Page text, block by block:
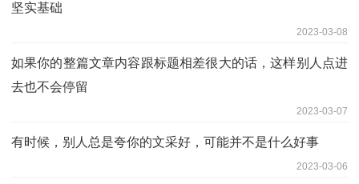
坚实基础
2023-03-08
如果你的整篇文章内容跟标题相差很大的话，这样别人点进
去也不会停留
2023-03-07
有时候，别人总是夸你的文采好，可能并不是什么好事
2023-03-06